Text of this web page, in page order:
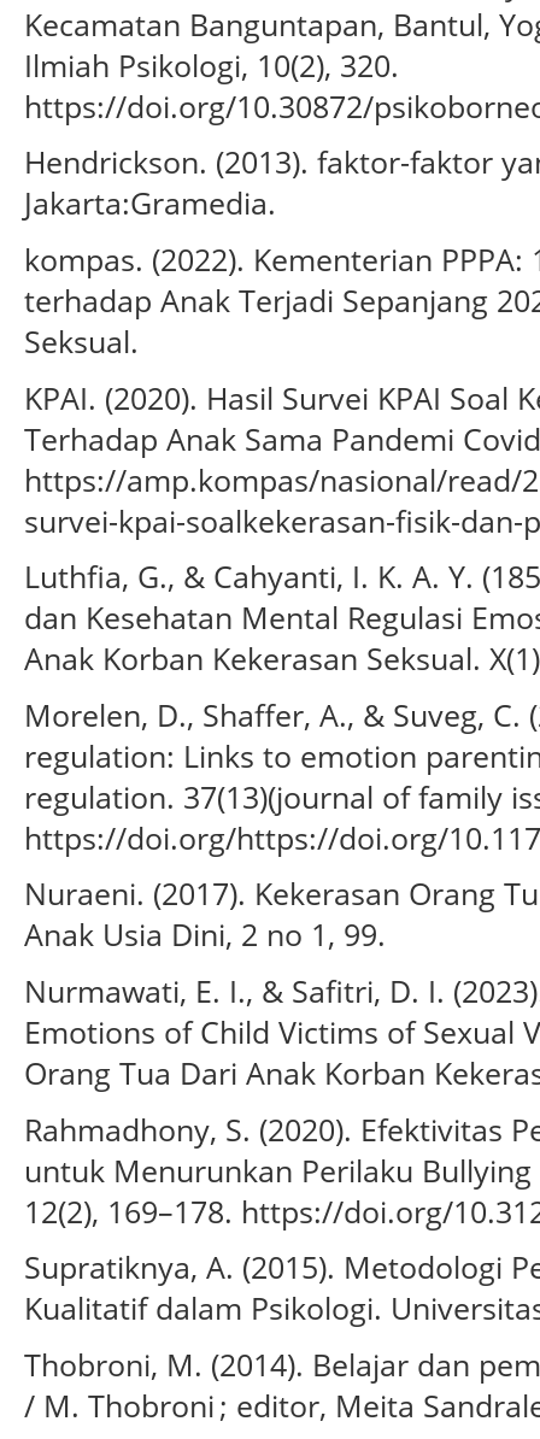
Kecamatan Banguntapan, Bantul,
Ilmiah Psikologi, 10(2), 320.
https://doi.org/10.30872/
Hendrickson. (2013). faktor-faktor
Jakarta:Gramedia.
kompas. (2022). Kementerian PPPA:
terhadap Anak Terjadi Sepanjang
Seksual.
KPAI. (2020). Hasil Survei KPAI Soal
Terhadap Anak Sama Pandemi
https://amp.kompas/nasional/read/
survei-kpai-soalkekerasan-fisik-
Luthfia, G., & Cahyanti, I. K. A. Y.
dan Kesehatan Mental Regulasi
Anak Korban Kekerasan Seksual.
Morelen, D., Shaffer, A., & Suveg,
regulation: Links to emotion
regulation. 37(13)(journal of family
https://doi.org/https://doi.org/
Nuraeni. (2017). Kekerasan Orang
Anak Usia Dini, 2 no 1, 99.
Nurmawati, E. I., & Safitri, D. I.
Emotions of Child Victims of Sexual
Orang Tua Dari Anak Korban
Rahmadhony, S. (2020). Efektivitas
untuk Menurunkan Perilaku Bullying
12(2), 169–178. https://doi.org/
Supratiknya, A. (2015). Metodologi
Kualitatif dalam Psikologi.
Thobroni, M. (2014). Belajar dan
/ M. Thobroni ; editor, Meita